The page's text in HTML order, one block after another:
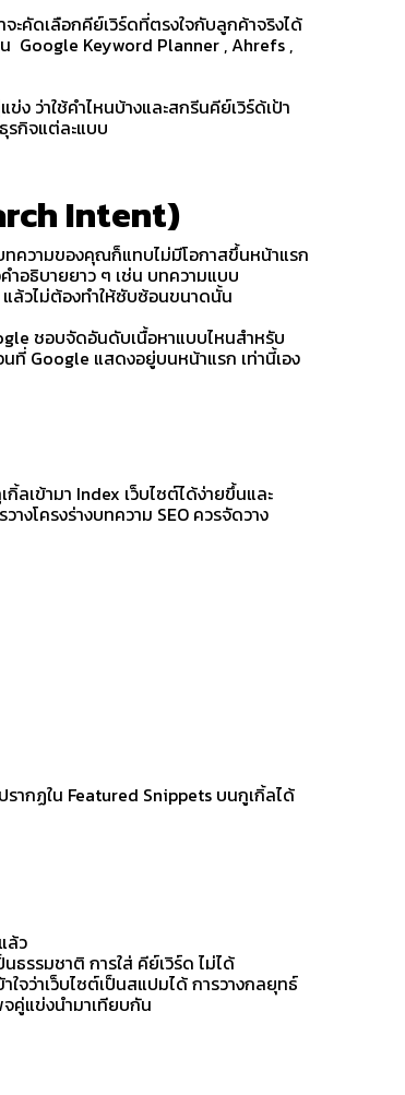
ะคัดเลือกคีย์เวิร์ดที่ตรงใจกับลูกค้าจริงได้
น Google Keyword Planner , Ahrefs ,
ง ว่าใช้คำไหนบ้างและสกรีนคีย์เวิร์ด้เป้า
รกิจแต่ละแบบ
Intent)
ความของคุณก็แทบไม่มีโอกาสขึ้นหน้าแรก
อธิบายยาว ๆ เช่น บทความแบบ
ล้วไม่ต้องทำให้ซับซ้อนขนาดนั้น
ชอบจัดอันดับเนื้อหาแบบไหนสำหรับ
Google แสดงอยู่บนหน้าแรก เท่านี้เอง
ลเข้ามา Index เว็บไซต์ได้ง่ายขึ้นและ
งโครงร่างบทความ SEO ควรจัดวาง
ากฏใน Featured Snippets บนกูเกิ้ลได้
ล้ว
ธรรมชาติ การใส่ คีย์เวิร์ด ไม่ได้
ใจว่าเว็บไซต์เป็นสแปมได้ การวางกลยุทธ์
จคู่แข่งนำมาเทียบกัน